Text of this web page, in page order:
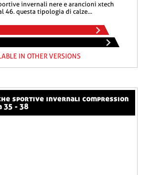
46. questa tipologia di calze...
IN OTHER VERSIONS
- 38